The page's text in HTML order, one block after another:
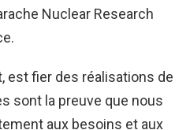
Nuclear Research
est fier des réalisations de
sont la preuve que nous
aux besoins et aux